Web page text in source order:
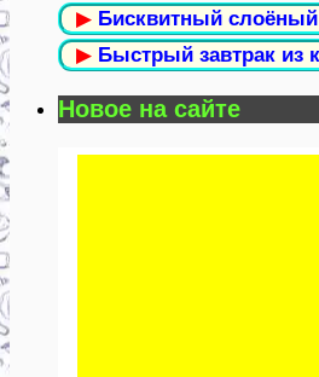
▶ Бисквитный слоёный
▶ Быстрый завтрак из
Новое на сайте